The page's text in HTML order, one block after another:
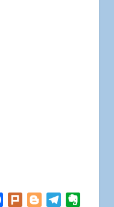
Facebook
Plurk BloggerTelegram